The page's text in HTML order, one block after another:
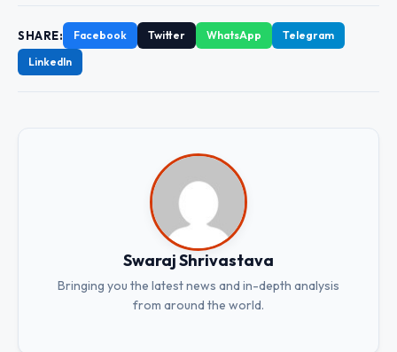
SHARE: Facebook Twitter WhatsApp
Telegram
LinkedIn
Swaraj Shrivastava
Bringing you the latest news and in-depth analysis
from around the world.